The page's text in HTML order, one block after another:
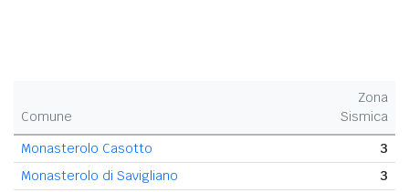
Comune
Zona
Sismica
Monasterolo Casotto
3
Monasterolo di Savigliano
3